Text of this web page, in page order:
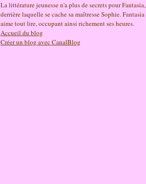
La littérature jeunesse n'a plus de secrets pour Fantasia,
derrière laquelle se cache sa maîtresse Sophie. Fantasia
aime tout lire, occupant ainsi richement ses heures.
Accueil du blog
Créer un blog avec CanalBlog